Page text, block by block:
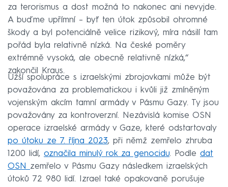
za terorismus a dost možná to nakonec ani nevyjde.
A buďme upřímní – byť ten útok způsobil ohromné
škody a byl potenciálně velice rizikový, míra násilí tam
pořád byla relativně nízká. Na české poměry
extrémně vysoká, ale obecně relativně nízká,“
zakončil Kraus.
Užší spolupráce s izraelskými zbrojovkami může být
považována za problematickou i kvůli již zmíněným
vojenským akcím tamní armády v Pásmu Gazy. Ty jsou
považovány za kontroverzní. Nezávislá komise OSN
operace izraelské armády v Gaze, které odstartovaly
po útoku ze 7. října 2023, při němž zemřelo zhruba
1200 lidí, označila minulý rok za genocidu. Podle dat
OSN zemřelo v Pásmu Gazy následkem izraelských
útoků 72 980 lidí. Izrael také opakovaně porušuje